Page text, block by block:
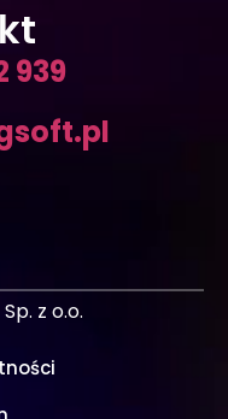
939
z o.o.